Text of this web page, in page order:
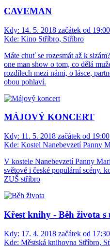
CAVEMAN
Kdy: 14. 5. 2018 začátek od 19:00
Kde: Kino Stříbro, Stříbro
Máte chuť se rozesmát až k
one man show o tom, co dělá
rozdílech mezi námi, o lásce,
obou pohlaví.
MÁJOVÝ KONCERT
Kdy: 11. 5. 2018 začátek od 19:00
Kde: Kostel Nanebevzetí Panny
V kostele Nanebevzetí Panny
světové i české populární scény.
ZUŠ stříbro
Křest knihy - Běh života s
Kdy: 17. 4. 2018 začátek od 17:30
Kde: Městská knihovna Stříbro,